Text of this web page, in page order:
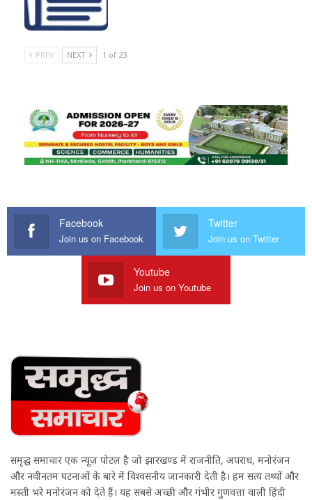
PREV NEXT 1 of 23
Facebook
Join us on Facebook
Twitter
Join us on Twitter
Youtube
Join us on Youtube
समृद्ध समाचार एक न्यूज़ पोर्टल है जो झारखण्ड में राजनीति, अपराध, मनोरंजन
और नवीनतम घटनाओं के बारे में विश्वसनीय जानकारी देती है। हम सत्य तथ्यों और
मस्ती भरे मनोरंजन को देते हैं। यह सबसे अच्छी और गंभीर गुणवत्ता वाली हिंदी